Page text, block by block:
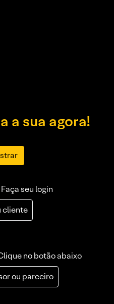
a sua agora!
Faça seu login
cliente
no botão abaixo
ou parceiro